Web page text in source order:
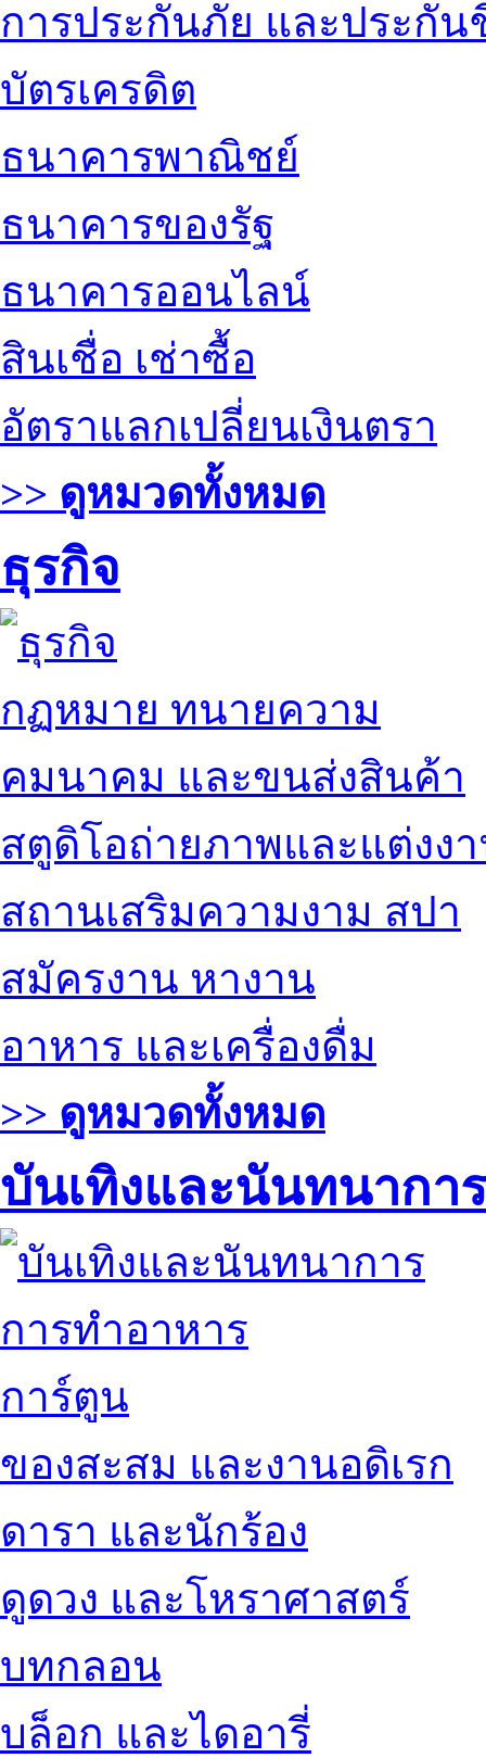
การประกันภัย และประกัน
บัตรเครดิต
ธนาคารพาณิชย์
ธนาคารของรัฐ
ธนาคารออนไลน์
สินเชื่อ เช่าซื้อ
อัตราแลกเปลี่ยนเงินตรา
>> ดูหมวดทั้งหมด
ธุรกิจ
กฏหมาย ทนายความ
คมนาคม และขนส่งสินค้า
สตูดิโอถ่ายภาพและแต่งง
สถานเสริมความงาม สปา
สมัครงาน หางาน
อาหาร และเครื่องดื่ม
>> ดูหมวดทั้งหมด
บันเทิงและนันทนาการ
การทำอาหาร
การ์ตูน
ของสะสม และงานอดิเรก
ดารา และนักร้อง
ดูดวง และโหราศาสตร์
บทกลอน
บล็อก และไดอารี่